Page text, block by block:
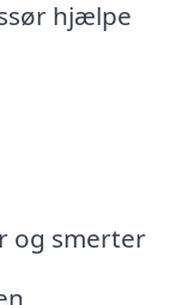
hjælpe
og smerter